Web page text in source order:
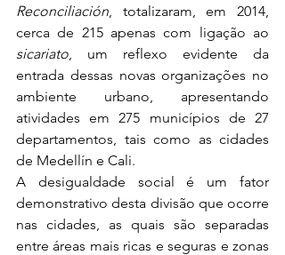
Reconciliación, totalizaram, em 2014,
sicariato, um reflexo evidente da
entrada dessas novas organizações no
ambiente urbano, apresentando
atividades em 275 municípios de 27
departamentos, tais como as cidades
de Medellín e Cali.
A desigualdade social é um fator
demonstrativo desta divisão que ocorre
nas cidades, as quais são separadas
entre áreas mais ricas e seguras e zonas